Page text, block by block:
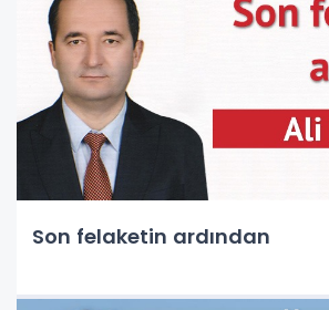
Son felaketin ardından